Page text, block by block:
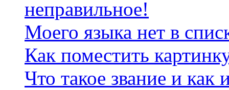
неправильное!
Моего языка нет в
Как поместить
Что такое звание и как